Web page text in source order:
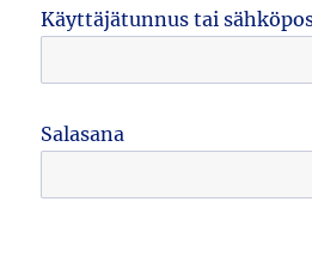
Käyttäjätunnus tai
Salasana